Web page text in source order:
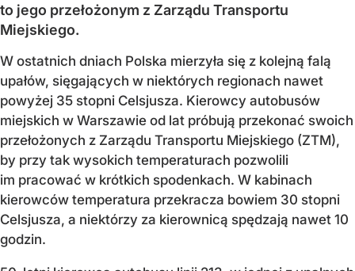
to jego przełożonym z Zarządu Transportu
Miejskiego.
W ostatnich dniach Polska mierzyła się z kolejną falą
upałów, sięgających w niektórych regionach nawet
powyżej 35 stopni Celsjusza. Kierowcy autobusów
miejskich w Warszawie od lat próbują przekonać swoich
przełożonych z Zarządu Transportu Miejskiego (ZTM),
by przy tak wysokich temperaturach pozwolili
im pracować w krótkich spodenkach. W kabinach
kierowców temperatura przekracza bowiem 30 stopni
Celsjusza, a niektórzy za kierownicą spędzają nawet 10
godzin.